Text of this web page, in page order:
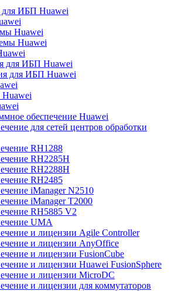
для ИБП Huawei
Huawei
Huawei
для ИБП Huawei
для ИБП Huawei
Huawei
обеспечение Huawei
для сетей центров обработки
RH1288
RH2285H
RH2288H
RH2485
iManager N2510
iManager T2000
RH5885 V2
UMA
и лицензии Agile Controller
и лицензии AnyOffice
и лицензии FusionCube
и лицензии Huawei FusionSphere
и лицензии MicroDC
и лицензии для коммутаторов